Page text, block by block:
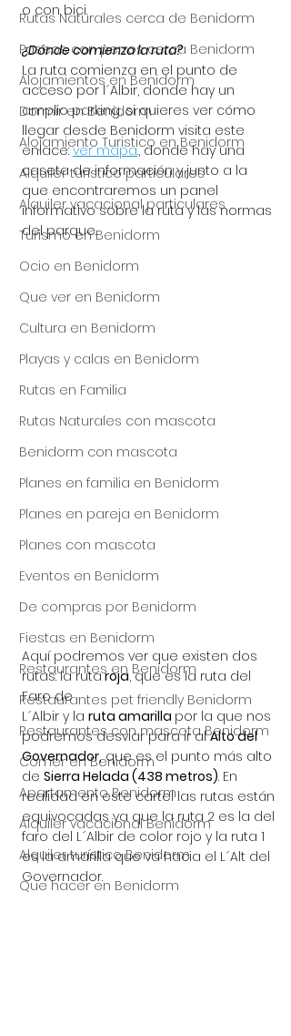
Rutas Naturales cerca de Benidorm
Paseos con perros cerca Benidorm
Alojamientos en Benidorm
Dormir en Benidorm
Alojamiento Turistico en Benidorm
Alquiler turístico particulares
Alquiler vacacional particulares
Turismo en Benidorm
Ocio en Benidorm
Que ver en Benidorm
Cultura en Benidorm
Playas y calas en Benidorm
Rutas en Familia
Rutas Naturales con mascota
Benidorm con mascota
Planes en familia en Benidorm
Planes en pareja en Benidorm
Planes con mascota
Eventos en Benidorm
De compras por Benidorm
Fiestas en Benidorm
Restaurantes en Benidorm
Restaurantes pet friendly Benidorm
Restaurantes con mascota Benidorm
Comer en Benidorm
Apartamento Benidorm
Alquiler vacacional Benidorm
Alquiler turístico Benidorm
Que hacer en Benidorm
o con bici.
¿Dónde comienza la ruta?
La ruta comienza en el punto de
acceso por l´Albir, donde hay un
amplio parking, si quieres ver cómo
llegar desde Benidorm visita este
enlace: ver mapa., donde hay una
caseta de información y junto a la
que encontraremos un panel
informativo sobre la ruta y las normas
del parque.
Aquí podremos ver que existen dos
rutas: la ruta roja, que es la ruta del
Faro de
L´Albir y la ruta amarilla por la que nos
podremos desviar para ir al Alto del
Governador, que es el punto más alto
de Sierra Helada (438 metros). En
realidad en este cartel las rutas están
equivocadas ya que la ruta 2 es la del
faro del L´Albir de color rojo y la ruta 1
es la amarilla que va hacia el L´Alt del
Governador.